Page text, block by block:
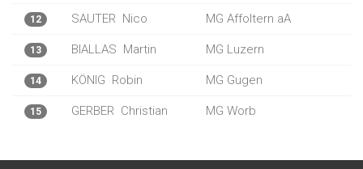
12 SAUTER Nico MG Affoltern aA
13 BIALLAS Martin MG Luzern
14 KÖNIG Robin MG Gugen
15 GERBER Christian MG Worb